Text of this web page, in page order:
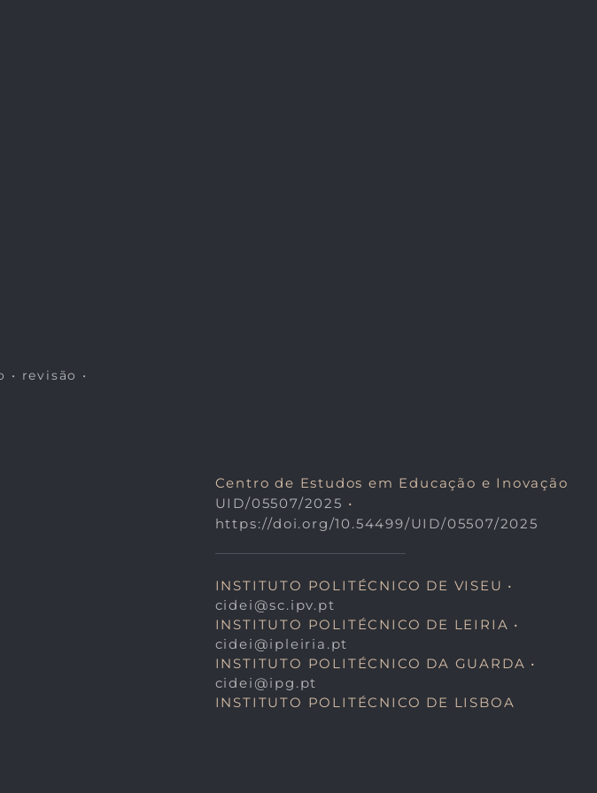
revisão •
Centro de Estudos em Educação e Inovação
UID/05507/2025 •
https://doi.org/10.54499/UID/05507/2025
INSTITUTO POLITÉCNICO DE VISEU •
cidei@sc.ipv.pt
INSTITUTO POLITÉCNICO DE LEIRIA •
cidei@ipleiria.pt
INSTITUTO POLITÉCNICO DA GUARDA •
cidei@ipg.pt
INSTITUTO POLITÉCNICO DE LISBOA